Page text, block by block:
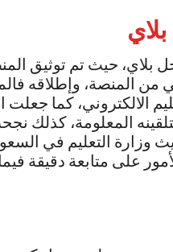
بلاي، حيث تم توثيق
المنصة، وإطلاقه
الالكتروني، كما
المعلومة، كذلك
وزارة التعليم في
على متابعة دقيقة